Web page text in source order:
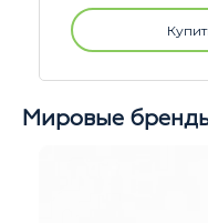
Мировые